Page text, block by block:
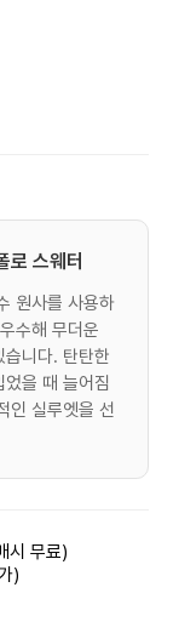
로 스웨터
원사를 사용하
수해 무더운
니다. 탄탄한
을 때 늘어짐
인 실루엣을 선
시 무료)
)